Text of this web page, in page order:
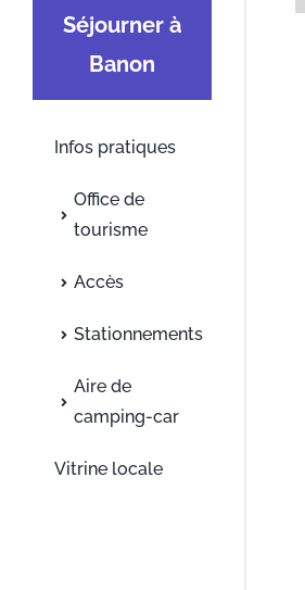
Séjourner à
Banon
Infos pratiques
Office de
tourisme
Accès
Stationnements
Aire de
camping-car
Vitrine locale